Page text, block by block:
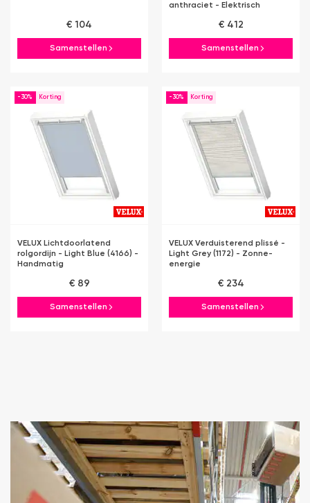
€ 104
Samenstellen
anthraciet - Elektrisch
€ 412
Samenstellen
-30%
VELUX Lichtdoorlatend
rolgordijn - Light Blue (4166) -
Handmatig
€ 89
Samenstellen
-30%
VELUX Verduisterend plissé -
Light Grey (1172) - Zonne-
energie
€ 234
Samenstellen